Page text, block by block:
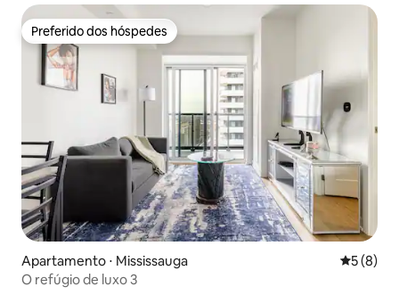
Preferido dos hóspedes
Preferido dos hóspedes
Apartamento ⋅ Mississauga 5 de
5 (8)
O refúgio de luxo 3